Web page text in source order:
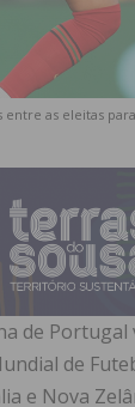
entre as eleitas
de
de
e Nova